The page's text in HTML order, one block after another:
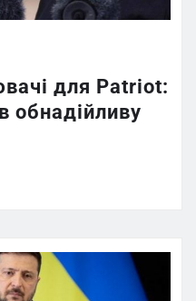
для Patriot:
обнадійливу